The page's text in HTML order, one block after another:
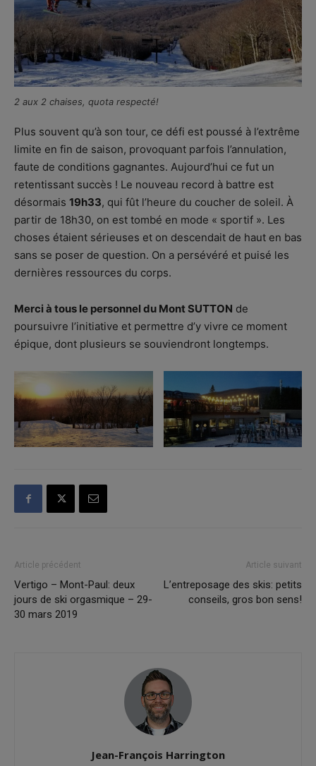
2 aux 2 chaises, quota respecté!
Plus souvent qu’à son tour, ce défi est poussé à l’extrême
limite en fin de saison, provoquant parfois l’annulation,
faute de conditions gagnantes. Aujourd’hui ce fut un
retentissant succès ! Le nouveau record à battre est
désormais 19h33, qui fût l’heure du coucher de soleil. À
partir de 18h30, on est tombé en mode « sportif ». Les
choses étaient sérieuses et on descendait de haut en bas
sans se poser de question. On a persévéré et puisé les
dernières ressources du corps.
Merci à tous le personnel du Mont SUTTON de
poursuivre l’initiative et permettre d’y vivre ce moment
épique, dont plusieurs se souviendront longtemps.
Article précédent
Vertigo – Mont-Paul: deux
jours de ski orgasmique – 29-
30 mars 2019
Article suivant
L’entreposage des skis: petits
conseils, gros bon sens!
Jean-François Harrington